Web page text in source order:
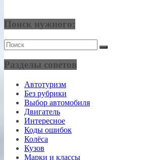
Поиск нужного:
Разделы советов
Автотуризм
Без рубрики
Выбор автомобиля
Двигатель
Интересное
Коды ошибок
Колёса
Кузов
Марки и классы